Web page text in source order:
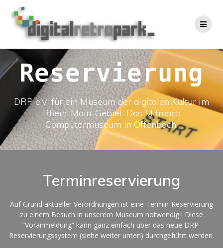
content
Reservierung
DRP e.V. für ein Museum der digitalen Kultur im
Rhein-Main-Gebiet. Das Mitmach
Computermuseum in Offenbach.
Terminreservierung
Auf Grund aktueller Verordnungen ist eine Termin-Reservierung
zu einem Besuch in unserem Museum notwendig ! Diese
“Voranmeldung” kann ganz einfach über das neue DRP-
Reservierungssystem (siehe weiter unten) durchgeführt werden.